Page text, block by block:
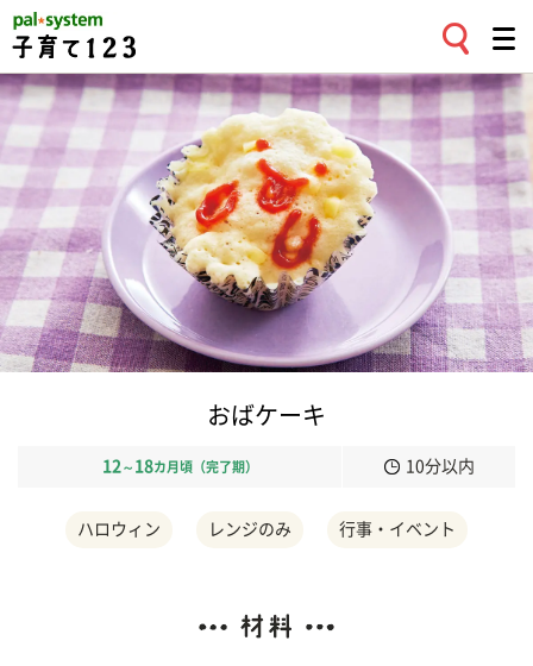
おばケーキ
12 ～ 18カ月頃（完了期） 10分以内
ハロウィン レンジのみ 行事・イベント